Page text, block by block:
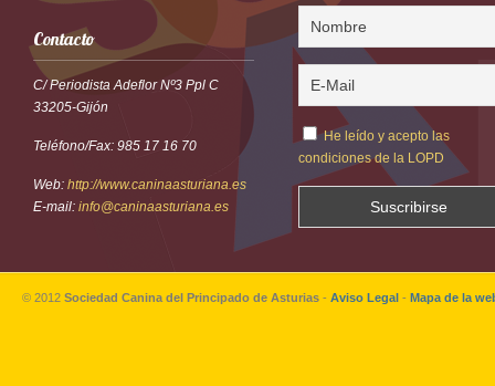
Contacto
C/ Periodista Adeflor Nº3 Ppl C
33205-Gijón
Teléfono/Fax: 985 17 16 70
Web: http://www.caninaasturiana.es
E-mail: info@caninaasturiana.es
He leído y acepto las
condiciones de la LOPD
© 2012 Sociedad Canina del Principado de Asturias - Aviso Legal - Mapa de la